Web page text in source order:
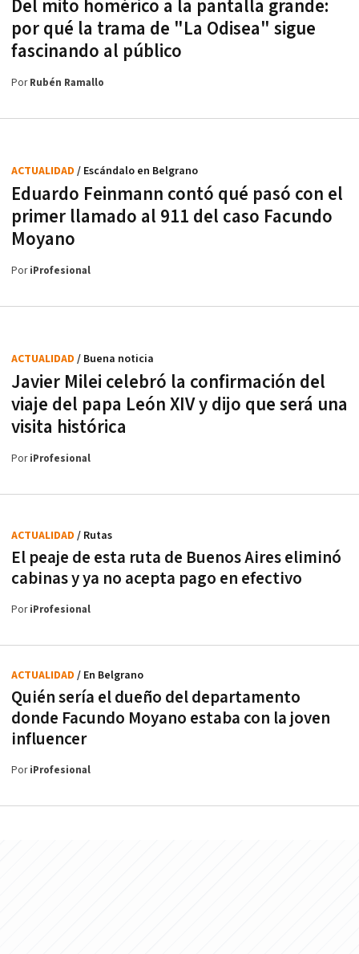
Del mito homérico a la pantalla grande:
por qué la trama de "La Odisea" sigue
fascinando al público
PorRubén Ramallo
Eduardo Feinmann contó qué pasó con el
primer llamado al 911 del caso Facundo
Moyano
ACTUALIDAD / Escándalo en Belgrano
PoriProfesional
Javier Milei celebró la confirmación del
viaje del papa León XIV y dijo que será una
visita histórica
ACTUALIDAD / Buena noticia
PoriProfesional
El peaje de esta ruta de Buenos Aires eliminó
cabinas y ya no acepta pago en efectivo
ACTUALIDAD / Rutas
PoriProfesional
Quién sería el dueño del departamento
donde Facundo Moyano estaba con la joven
influencer
ACTUALIDAD / En Belgrano
PoriProfesional